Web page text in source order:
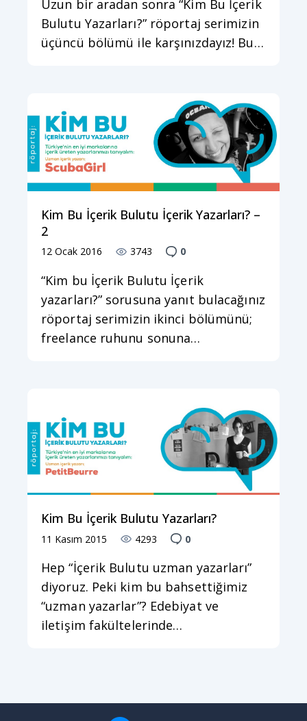
Uzun bir aradan sonra “Kim Bu İçerik
Bulutu Yazarları?” röportaj serimizin
üçüncü bölümü ile karşınızdayız! Bu…
Kim Bu İçerik Bulutu İçerik Yazarları? –
2
12 Ocak 2016 3743 0
“Kim bu İçerik Bulutu İçerik
yazarları?” sorusuna yanıt bulacağınız
röportaj serimizin ikinci bölümünü;
freelance ruhunu sonuna…
Kim Bu İçerik Bulutu Yazarları?
11 Kasım 2015 4293 0
Hep “İçerik Bulutu uzman yazarları”
diyoruz. Peki kim bu bahsettiğimiz
“uzman yazarlar”? Edebiyat ve
iletişim fakültelerinde…